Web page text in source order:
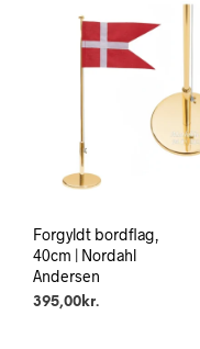
Forgyldt bordflag,
40cm | Nordahl
Andersen
395,00 kr.